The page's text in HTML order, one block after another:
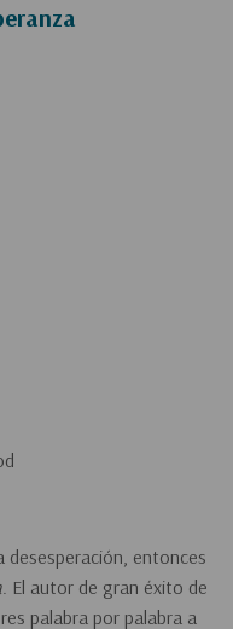
desesperación, entonces
. El autor de gran éxito de
palabra por palabra a